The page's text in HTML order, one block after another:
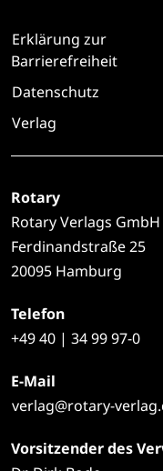
Erklärung zur
Barrierefreiheit
Datenschutz
Verlag
Rotary
Rotary Verlags GmbH
Ferdinandstraße 25
20095 Hamburg
Telefon
+4940 | 34 99 97-0
E-Mail
verlag@rotary-
Vorsitzender des